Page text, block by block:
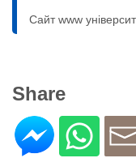
Сайт www
Share